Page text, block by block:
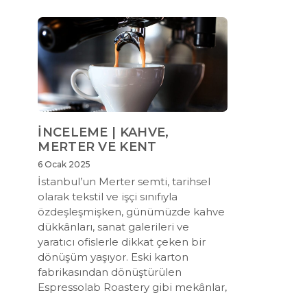
İNCELEME | KAHVE,
MERTER VE KENT
6 Ocak 2025
İstanbul’un Merter semti, tarihsel
olarak tekstil ve işçi sınıfıyla
özdeşleşmişken, günümüzde kahve
dükkânları, sanat galerileri ve
yaratıcı ofislerle dikkat çeken bir
dönüşüm yaşıyor. Eski karton
fabrikasından dönüştürülen
Espressolab Roastery gibi mekânlar,